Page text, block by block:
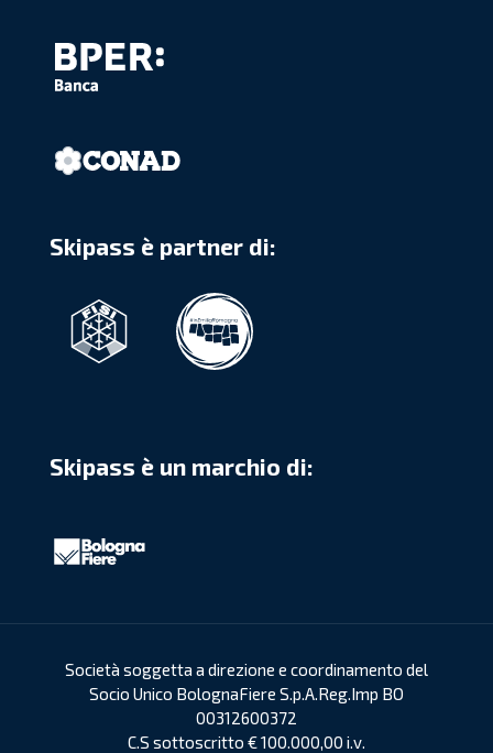
Skipass è partner di:
Skipass è un marchio di:
Società soggetta a direzione e coordinamento del
Socio Unico BolognaFiere S.p.A.Reg.Imp BO
00312600372
C.S sottoscritto € 100.000,00 i.v.